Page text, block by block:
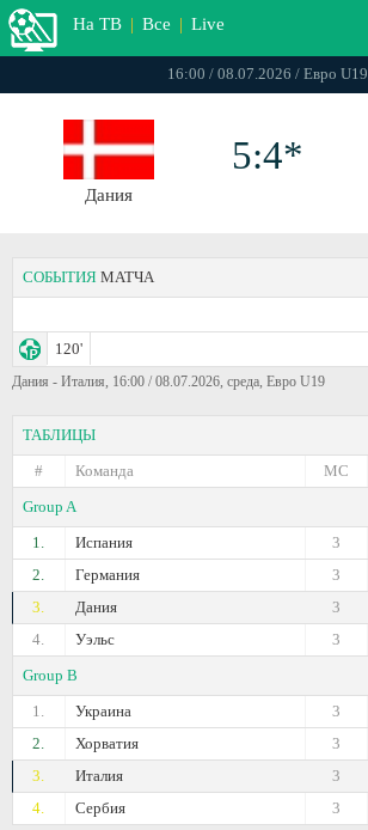
На ТВ | Все | Live
16:00 / 08.07.2026 / Евро U19
Дания
5:4*
СОБЫТИЯ МАТЧА
120'
Дания - Италия, 16:00 / 08.07.2026, среда, Евро U19
ТАБЛИЦЫ
#
Команда
МС
Group A
1.
Испания
3
2.
Германия
3
3.
Дания
3
4.
Уэльс
3
Group B
1.
Украина
3
2.
Хорватия
3
3.
Италия
3
4.
Сербия 3